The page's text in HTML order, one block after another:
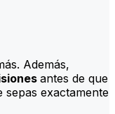
Además,
antes de que
exactamente